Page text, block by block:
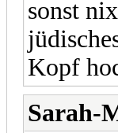
sonst
Kopf
Sarah-